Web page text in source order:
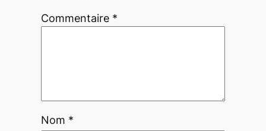
Commentaire *
Nom *